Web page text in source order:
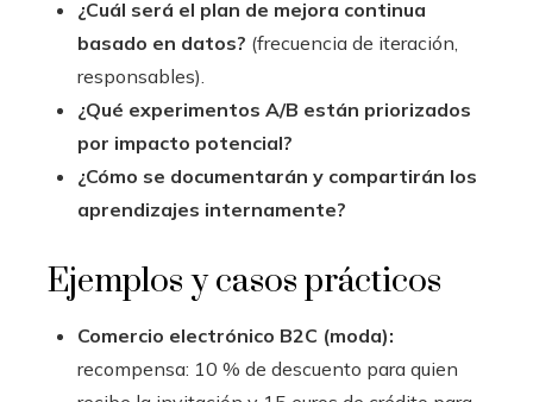
¿Cuál será el plan de mejora continua
basado en datos? (frecuencia de iteración,
responsables).
¿Qué experimentos A/B están priorizados
por impacto potencial?
¿Cómo se documentarán y compartirán los
aprendizajes internamente?
Ejemplos y casos prácticos
Comercio electrónico B2C (moda):
recompensa: 10 % de descuento para quien